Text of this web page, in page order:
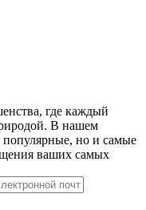
где каждый
В нашем
популярные, но и самые
ваших самых